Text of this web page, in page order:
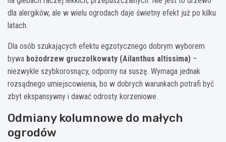
dla alergików, ale w wielu ogrodach daje świetny efekt już po kilku
latach.
Dla osób szukających efektu egzotycznego dobrym wyborem
bywa bożodrzew gruczołkowaty (Ailanthus altissima) –
niezwykle szybkorosnący, odporny na suszę. Wymaga jednak
rozsądnego umiejscowienia, bo w dobrych warunkach potrafi być
zbyt ekspansywny i dawać odrosty korzeniowe.
Odmiany kolumnowe do małych
ogrodów